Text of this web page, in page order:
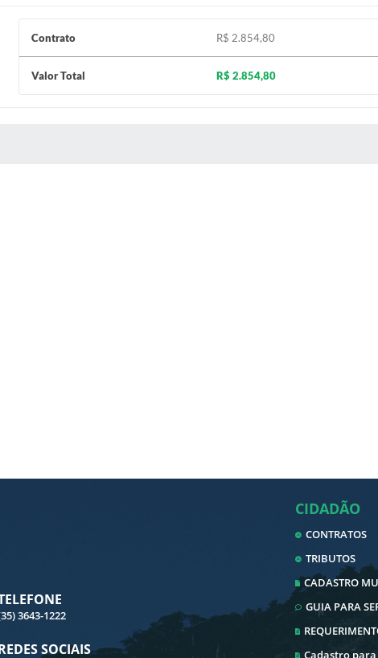
Contrato
R$ 2.854,80
Valor Total R$ 2.854,80
3643-1222
SOCIAIS
CIDADÃO
CONTRATOS
TRIBUTOS
CADASTRO
GUIA PARA
Cadastro